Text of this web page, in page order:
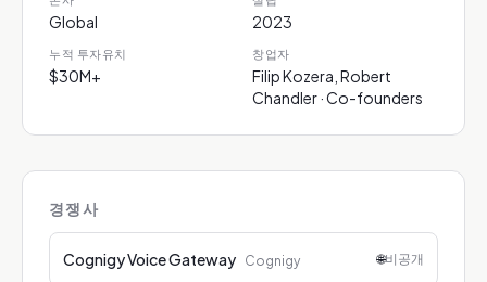
Global 2023
누적 투자유치
$30M+
창업자
Filip Kozera, Robert
Chandler · Co-founders
경쟁사
Cognigy Voice Gateway Cognigy 🌐비공개